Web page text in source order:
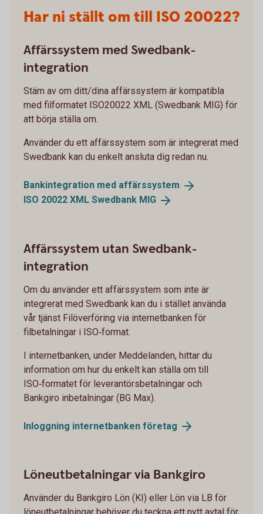
Har ni ställt om till ISO 20022?
Affärssystem med Swedbank-
integration
Stäm av om ditt/dina affärssystem är kompatibla
med filformatet ISO20022 XML (Swedbank MIG) för
att börja ställa om.
Använder du ett affärssystem som är integrerat med
Swedbank kan du enkelt ansluta dig redan nu.
Bankintegration med affärssystem
ISO 20022 XML Swedbank MIG
Affärssystem utan Swedbank-
integration
Om du använder ett affärssystem som inte är
integrerat med Swedbank kan du i stället använda
vår tjänst Filöverföring via internetbanken för
filbetalningar i ISO‑format.
I internetbanken, under Meddelanden, hittar du
information om hur du enkelt kan ställa om till
ISO‑formatet för leverantörsbetalningar och
Bankgiro inbetalningar (BG Max).
Inloggning internetbanken företag
Löneutbetalningar via Bankgiro
Använder du Bankgiro Lön (KI) eller Lön via LB för